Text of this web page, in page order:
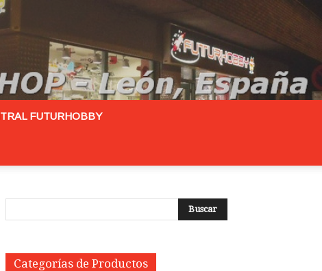
FUTURHOBBY
Categorías de Productos